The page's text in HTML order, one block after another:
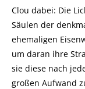
Clou dabei: Die
Säulen der
ehemaligen
um daran ihre
sie diese nach
großen Aufwand